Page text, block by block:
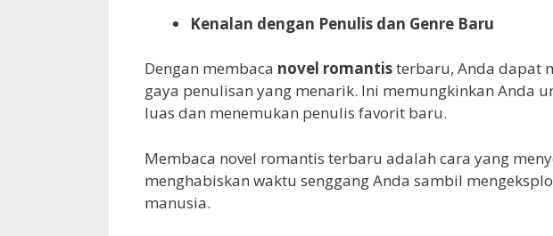
Kenalan dengan Penulis dan Genre Baru
Dengan membaca novel romantisterbaru, Anda dapat
gaya penulisan yang menarik. Ini memungkinkan Anda
luas dan menemukan penulis favorit baru.
Membaca novel romantis terbaru adalah cara yang
menghabiskan waktu senggang Anda sambil
manusia.